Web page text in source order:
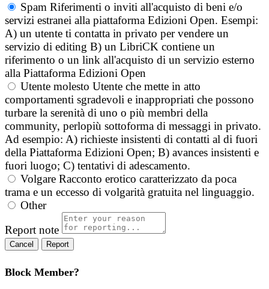
Spam Riferimenti o inviti all'acquisto di beni e/o
servizi estranei alla piattaforma Edizioni Open. Esempi:
A) un utente ti contatta in privato per vendere un
servizio di editing B) un LibriCK contiene un
riferimento o un link all'acquisto di un servizio esterno
alla Piattaforma Edizioni Open
Utente molesto Utente che mette in atto
comportamenti sgradevoli e inappropriati che possono
turbare la serenità di uno o più membri della
community, perlopiù sottoforma di messaggi in privato.
Ad esempio: A) richieste insistenti di contatti al di fuori
della Piattaforma Edizioni Open; B) avances insistenti e
fuori luogo; C) tentativi di adescamento.
Volgare Racconto erotico caratterizzato da poca
trama e un eccesso di volgarità gratuita nel linguaggio.
Other
Report note
Report
Block Member?